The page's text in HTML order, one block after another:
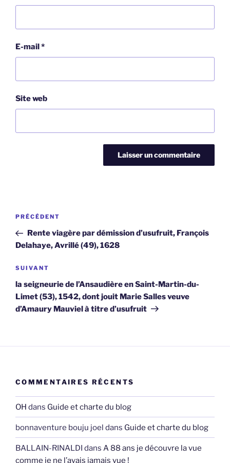
E-mail*
Site web
Navigation
l’article
Article
précédent
PRÉCÉDENT
Rente viagère par démission d’usufruit, François
Delahaye, Avrillé (49), 1628
Article
suivant
SUIVANT
la seigneurie de l’Ansaudière en Saint-Martin-du-
Limet (53), 1542, dont jouit Marie Salles veuve
d’Amaury Mauviel à titre d’usufruit
COMMENTAIRES RÉCENTS
OH dans Guide et charte du blog
bonnaventure bouju joel dans Guide et charte du blog
BALLAIN-RINALDI dans A 88 ans je découvre la vue
comme je ne l’avais jamais vue !